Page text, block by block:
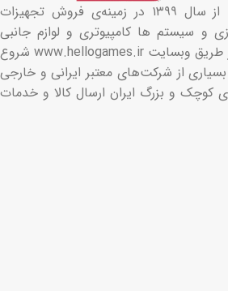
هلو گیمز فعالیت خود را از سال ۱۳۹۹ در زمینه‌ی فروش تجهیزات
و سیستم ها کامپیوتری و لوازم جانبی
مربوطه به صورت آنلاین از طریق وبسایت www.hellogames.ir شروع
از شرکت‌های معتبر ایرانی و خارجی
کوچک و بزرگ ایران ارسال کالا و خدمات